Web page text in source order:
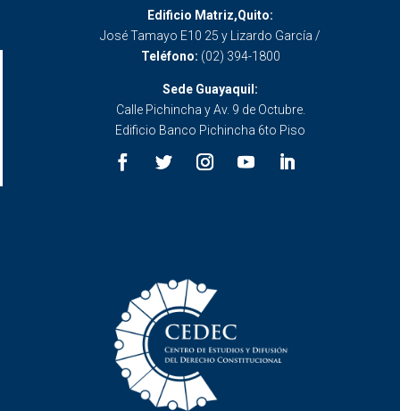
Edificio Matriz,Quito:
José Tamayo E10 25 y Lizardo García /
Teléfono: (02) 394-1800
Sede Guayaquil:
Calle Pichincha y Av. 9 de Octubre.
Edificio Banco Pichincha 6to Piso